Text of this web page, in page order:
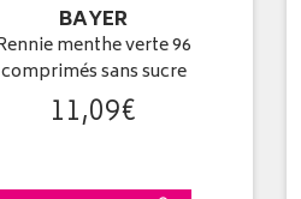
BAYER
menthe verte 96
comprimés sans sucre
11,09€